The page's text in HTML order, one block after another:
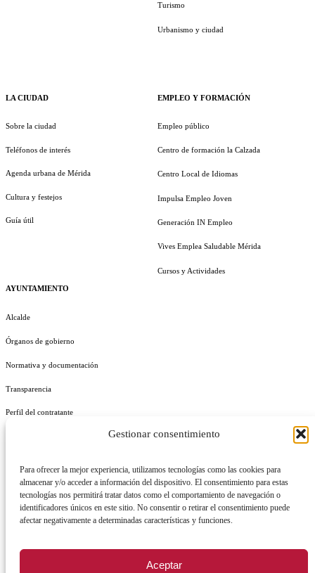
Gestionar consentimiento
Para ofrecer la mejor experiencia, utilizamos tecnologías como las cookies para
almacenar y/o acceder a información del dispositivo. El consentimiento para estas
tecnologías nos permitirá tratar datos como el comportamiento de navegación o
identificadores únicos en este sitio. No consentir o retirar el consentimiento puede
afectar negativamente a determinadas características y funciones.
Aceptar
LA CIUDAD
Sobre la ciudad
Teléfonos de interés
Agenda urbana de Mérida
Cultura y festejos
Guía útil
AYUNTAMIENTO
Alcalde
Órganos de gobierno
Normativa y documentación
Transparencia
Perfil del contratante
Turismo
Urbanismo y ciudad
EMPLEO Y FORMACIÓN
Empleo público
Centro de formación la Calzada
Centro Local de Idiomas
Impulsa Empleo Joven
Generación IN Empleo
Vives Emplea Saludable Mérida
Cursos y Actividades
REGISTRO DE ACTIVIDADES DE TRATAMIENTO